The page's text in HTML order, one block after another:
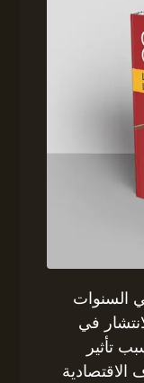
السنوات
في
تأثير
الاقتصادية